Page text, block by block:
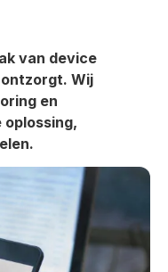
van device
Wij
en